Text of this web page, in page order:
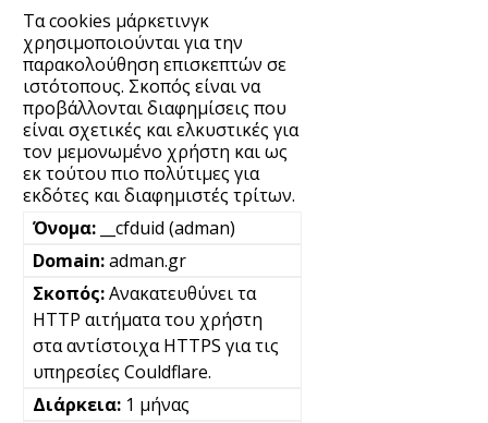
Τα cookies μάρκετινγκ
χρησιμοποιούνται για την
παρακολούθηση επισκεπτών σε
ιστότοπους. Σκοπός είναι να
προβάλλονται διαφημίσεις που
είναι σχετικές και ελκυστικές για
τον μεμονωμένο χρήστη και ως
εκ τούτου πιο πολύτιμες για
εκδότες και διαφημιστές τρίτων.
__cfduid (adman)
adman.gr
Ανακατευθύνει τα
HTTP αιτήματα του χρήστη
στα αντίστοιχα HTTPS για τις
υπηρεσίες Couldflare.
1 μήνας